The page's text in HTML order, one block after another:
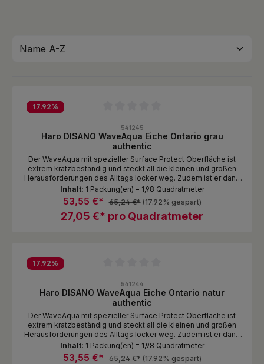
17.92%
541245
Haro DISANO WaveAqua Eiche Ontario grau
authentic
Der WaveAqua mit spezieller Surface Protect Oberfläche ist
extrem kratzbeständig und steckt all die kleinen und großen
Herausforderungen des Alltags locker weg. Zudem ist er dank
Nässeschutz unempfindlich gegen Spritzer und Pfützen. Das
ist echte DISANO Qualität zum attraktiven Preis!
27,05 €* pro Quadratmeter
53,55 €* 65,24 €* (17.92% gespart)
Inhalt: 1 Packung(en) = 1,98 Quadratmeter
17.92%
541244
Haro DISANO WaveAqua Eiche Ontario natur
authentic
Der WaveAqua mit spezieller Surface Protect Oberfläche ist
extrem kratzbeständig und steckt all die kleinen und großen
Herausforderungen des Alltags locker weg. Zudem ist er dank
Nässeschutz unempfindlich gegen Spritzer und Pfützen. Das
ist echte DISANO Qualität zum attraktiven Preis!
53,55 €* 65,24 €* (17.92% gespart)
Inhalt: 1 Packung(en) = 1,98 Quadratmeter